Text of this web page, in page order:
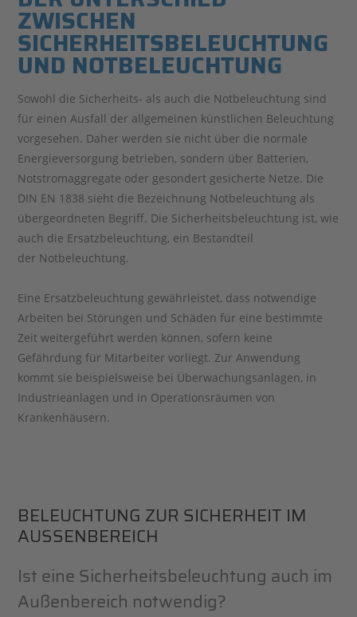
ZWISCHEN
SICHERHEITSBELEUCHTUNG
UND NOTBELEUCHTUNG
Sowohl die Sicherheits- als auch die Notbeleuchtung sind
für einen Ausfall der allgemeinen künstlichen Beleuchtung
vorgesehen. Daher werden sie nicht über die normale
Energieversorgung betrieben, sondern über Batterien,
Notstromaggregate oder gesondert gesicherte Netze. Die
DIN EN 1838 sieht die Bezeichnung Notbeleuchtung als
übergeordneten Begriff. Die Sicherheitsbeleuchtung ist, wie
auch die Ersatzbeleuchtung, ein Bestandteil
der Notbeleuchtung.
Eine Ersatzbeleuchtung gewährleistet, dass notwendige
Arbeiten bei Störungen und Schäden für eine bestimmte
Zeit weitergeführt werden können, sofern keine
Gefährdung für Mitarbeiter vorliegt. Zur Anwendung
kommt sie beispielsweise bei Überwachungsanlagen, in
Industrieanlagen und in Operationsräumen von
Krankenhäusern.
BELEUCHTUNG ZUR SICHERHEIT IM
AUSSENBEREICH
Ist eine Sicherheitsbeleuchtung auch im
Außenbereich notwendig?